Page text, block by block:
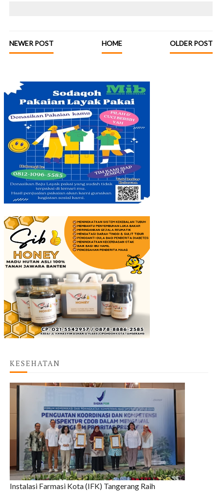
NEWER POST OLDER POST
HOME
KESEHATAN
Instalasi Farmasi Kota (IFK) Tangerang Raih